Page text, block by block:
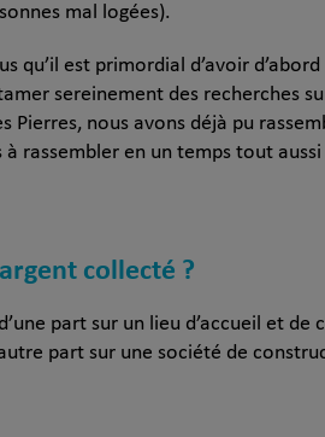
mal logées).
qu’il est primordial d’avoir
sereinement des recherches
Pierres, nous avons déjà pu
rassembler en un temps tout
collecté ?
part sur un lieu d’accueil et
part sur une société de